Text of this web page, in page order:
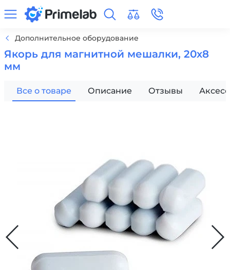
Дополнительное оборудование
Якорь для магнитной мешалки, 20х8
мм
Все о товаре Описание Отзывы